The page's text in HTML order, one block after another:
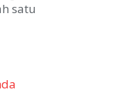
satu